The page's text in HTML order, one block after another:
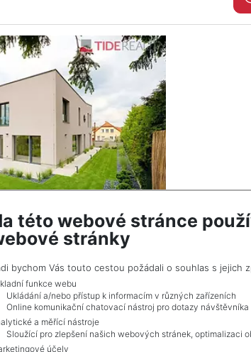
dům / 170 m2
nemovitost) Cena včetně
této webové stránce
stránky
bychom Vás touto cestou požádali o souhlas s jejich
funkce webu
Ukládání a/nebo přístup k informacím v různých zařízeních
Online komunikační chatovací nástroj pro dotazy návštěvníka
a měřící nástroje
Sloužící pro zlepšení našich webových stránek, optimalizaci
účely